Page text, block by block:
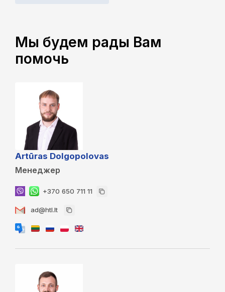
Мы будем рады Вам
помочь
Artūras Dolgopolovas
Менеджер
+370 650 711 11
ad@htl.lt